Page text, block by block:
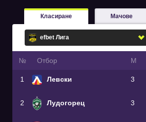
Класиране Мачове
№ Oтбор М
1 Левски 3
2 Лудогорец 3